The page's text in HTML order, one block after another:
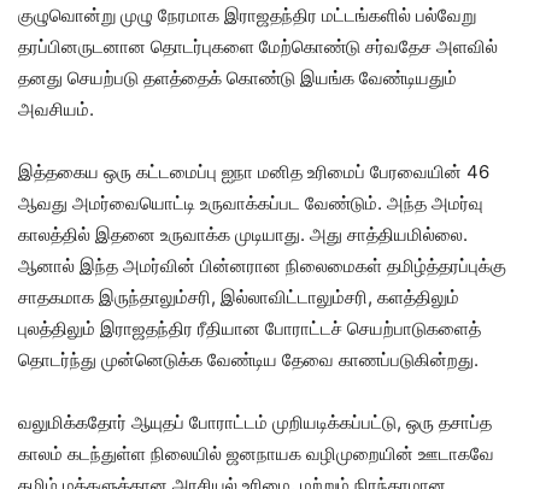
குழுவொன்று முழு நேரமாக இராஜதந்திர மட்டங்களில் பல்வேறு
தரப்பினருடனான தொடர்புகளை மேற்கொண்டு சர்வதேச அளவில்
தனது செயற்படு தளத்தைக் கொண்டு இயங்க வேண்டியதும்
அவசியம்.
இத்தகைய ஒரு கட்டமைப்பு ஐநா மனித உரிமைப் பேரவையின் 46
ஆவது அமர்வையொட்டி உருவாக்கப்பட வேண்டும். அந்த அமர்வு
காலத்தில் இதனை உருவாக்க முடியாது. அது சாத்தியமில்லை.
ஆனால் இந்த அமர்வின் பின்னரான நிலைமைகள் தமிழ்த்தரப்புக்கு
சாதகமாக இருந்தாலும்சரி, இல்லாவிட்டாலும்சரி, களத்திலும்
புலத்திலும் இராஜதந்திர ரீதியான போராட்டச் செயற்பாடுகளைத்
தொடர்ந்து முன்னெடுக்க வேண்டிய தேவை காணப்படுகின்றது.
வலுமிக்கதோர் ஆயுதப் போராட்டம் முறியடிக்கப்பட்டு, ஒரு தசாப்த
காலம் கடந்துள்ள நிலையில் ஜனநாயக வழிமுறையின் ஊடாகவே